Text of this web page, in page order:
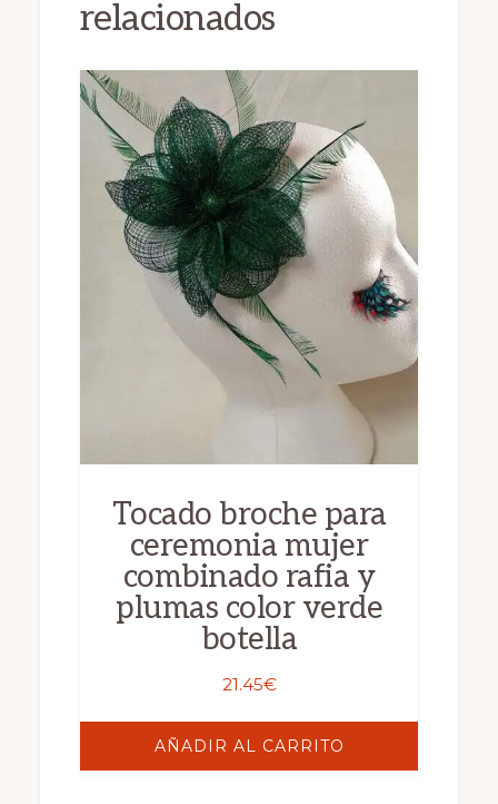
relacionados
Tocado broche para
ceremonia mujer
combinado rafia y
plumas color verde
botella
21.45€
AÑADIR AL CARRITO